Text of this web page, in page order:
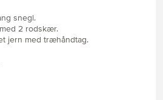
snegl.
2 rodskær.
jern med træhåndtag.